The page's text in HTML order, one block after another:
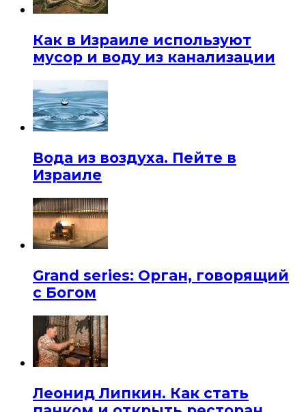
Как в Израиле используют
мусор и воду из канализации
Вода из воздуха. Пейте в
Израиле
Grand series: Орган, говорящий
с Богом
Леонид Липкин. Как стать